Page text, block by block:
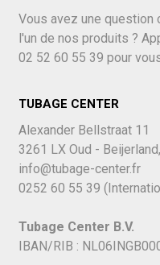
Vous avez une question
l'un de nos produits ?
02 52 60 55 39 pour
TUBAGE CENTER
Alexander Bellstraat 11
3261 LX Oud -
info@tubage-center.fr
0252 60 55 39
Tubage Center B.V.
IBAN/RIB :